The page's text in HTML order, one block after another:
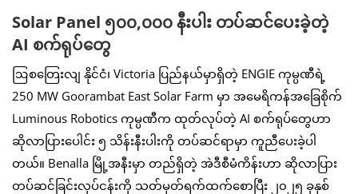
Solar Panel ၅၀၀,၀၀၀ နီးပါး တပ်ဆင်ပေးခဲ့တဲ့
AI စက်ရုပ်တွေ
ဩစတြေးလျ နိုင်ငံ၊ Victoria ပြည်နယ်မှာရှိတဲ့ ENGIE ကုမ္ပဏီရဲ့
250 MW Goorambat East Solar Farm မှာ အမေရိကန်အခြေစိုက်
Luminous Robotics ကုမ္ပဏီက ထုတ်လုပ်တဲ့ AI စက်ရုပ်တွေဟာ
ဆိုလာပြားပေါင်း ၅ သိန်းနီးပါးကို တပ်ဆင်ရာမှာ ကူညီပေးခဲ့ပါ
တယ်။ Benalla မြို့အနီးမှာ တည်ရှိတဲ့ အဲဒီစီမံကိန်းဟာ ဆိုလာပြား
တပ်ဆင်ခြင်းလုပ်ငန်းကို သတ်မှတ်ရက်ထက်စောပြီး ၂၀၂၅ ခုနှစ်